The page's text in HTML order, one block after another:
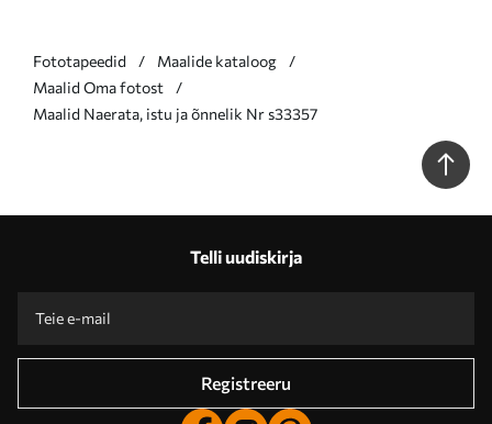
Fototapeedid
Maalide kataloog
Maalid Oma fotost
Maalid Naerata, istu ja õnnelik Nr s33357
Telli uudiskirja
Registreeru